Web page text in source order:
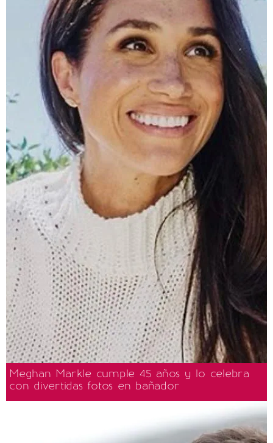
Meghan Markle cumple 45 años y lo celebra
con divertidas fotos en bañador